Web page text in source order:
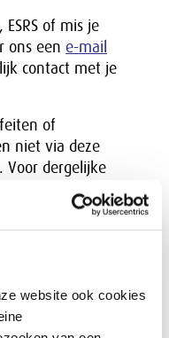
website ook cookies
ESRS of mis je
ons een e-mail
contact met je
of
niet via deze
Voor dergelijke
op te nemen
vragen en